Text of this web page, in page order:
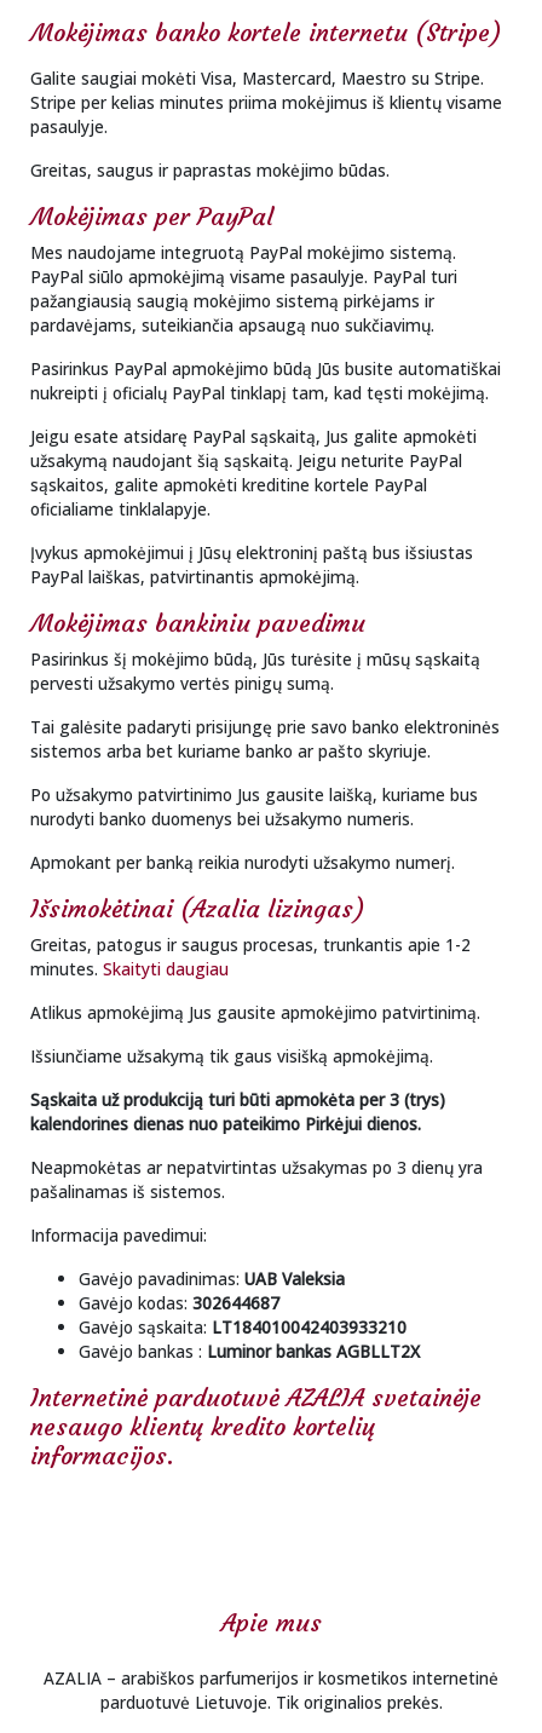
Mokėjimas banko kortele internetu (Stripe)
Galite saugiai mokėti Visa, Mastercard, Maestro su Stripe.
Stripe per kelias minutes priima mokėjimus iš klientų visame
pasaulyje.
Greitas, saugus ir paprastas mokėjimo būdas.
Mokėjimas per PayPal
Mes naudojame integruotą PayPal mokėjimo sistemą.
PayPal siūlo apmokėjimą visame pasaulyje. PayPal turi
pažangiausią saugią mokėjimo sistemą pirkėjams ir
pardavėjams, suteikiančia apsaugą nuo sukčiavimų.
Pasirinkus PayPal apmokėjimo būdą Jūs busite automatiškai
nukreipti į oficialų PayPal tinklapį tam, kad tęsti mokėjimą.
Jeigu esate atsidarę PayPal sąskaitą, Jus galite apmokėti
užsakymą naudojant šią sąskaitą. Jeigu neturite PayPal
sąskaitos, galite apmokėti kreditine kortele PayPal
oficialiame tinklalapyje.
Įvykus apmokėjimui į Jūsų elektroninį paštą bus išsiustas
PayPal laiškas, patvirtinantis apmokėjimą.
Mokėjimas bankiniu pavedimu
Pasirinkus šį mokėjimo būdą, Jūs turėsite į mūsų sąskaitą
pervesti užsakymo vertės pinigų sumą.
Tai galėsite padaryti prisijungę prie savo banko elektroninės
sistemos arba bet kuriame banko ar pašto skyriuje.
Po užsakymo patvirtinimo Jus gausite laišką, kuriame bus
nurodyti banko duomenys bei užsakymo numeris.
Apmokant per banką reikia nurodyti užsakymo numerį.
Išsimokėtinai (Azalia lizingas)
Greitas, patogus ir saugus procesas, trunkantis apie 1-2
minutes. Skaityti daugiau
Atlikus apmokėjimą Jus gausite apmokėjimo patvirtinimą.
Išsiunčiame užsakymą tik gaus visišką apmokėjimą.
Sąskaita už produkciją turi būti apmokėta per 3 (trys)
kalendorines dienas nuo pateikimo Pirkėjui dienos.
Neapmokėtas ar nepatvirtintas užsakymas po 3 dienų yra
pašalinamas iš sistemos.
Informacija pavedimui:
Gavėjo pavadinimas: UAB Valeksia
Gavėjo kodas: 302644687
Gavėjo sąskaita: LT184010042403933210
Gavėjo bankas : Luminor bankas AGBLLT2X
Internetinė parduotuvė AZALIA svetainėje
nesaugo klientų kredito kortelių
informacijos.
Apie mus
AZALIA – arabiškos parfumerijos ir kosmetikos internetinė
parduotuvė Lietuvoje. Tik originalios prekės.